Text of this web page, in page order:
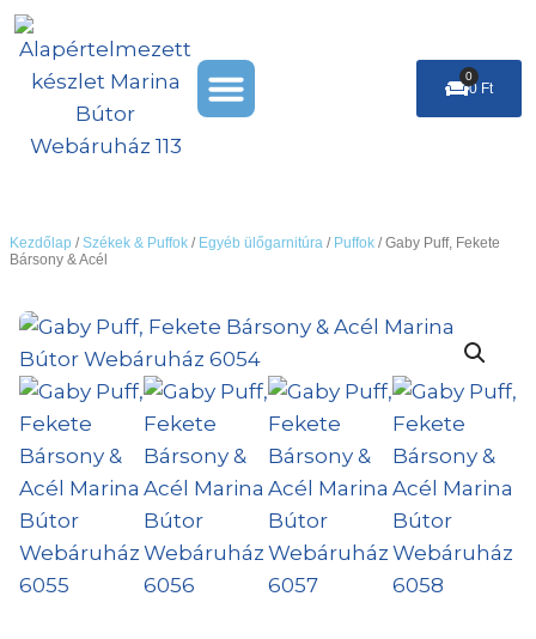
Skip
content
Menu 0 Ft
0
Cart
Kezdőlap /Székek & Puffok / Egyéb ülőgarnitúra / Puffok / Gaby Puff, Fekete
Bársony & Acél